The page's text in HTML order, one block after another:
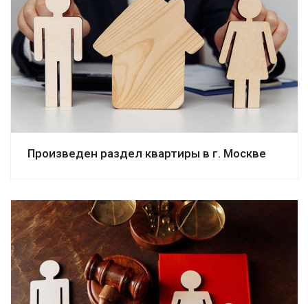
Смотреть дело
Произведен раздел квартиры в г. Москве